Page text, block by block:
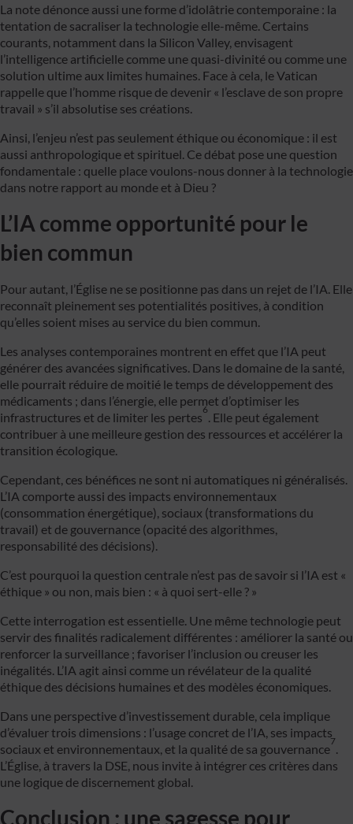
La note dénonce aussi une forme d’idolâtrie contemporaine : la
tentation de sacraliser la technologie elle-même. Certains
courants, notamment dans la Silicon Valley, envisagent
l’intelligence artificielle comme une quasi-divinité ou comme une
solution ultime aux limites humaines. Face à cela, le Vatican
rappelle que l’homme risque de devenir « l’esclave de son propre
travail » s’il absolutise ses créations.
Ainsi, l’enjeu n’est pas seulement éthique ou économique : il est
aussi anthropologique et spirituel. Ce débat pose une question
fondamentale : quelle place voulons-nous donner à la technologie
dans notre rapport au monde et à Dieu ?
L’IA comme opportunité pour le
bien commun
Pour autant, l’Église ne se positionne pas dans un rejet de l’IA. Elle
reconnaît pleinement ses potentialités positives, à condition
qu’elles soient mises au service du bien commun.
Les analyses contemporaines montrent en effet que l’IA peut
générer des avancées significatives. Dans le domaine de la santé,
elle pourrait réduire de moitié le temps de développement des
médicaments ; dans l’énergie, elle permet d’optimiser les
infrastructures et de limiter les pertes
6
. Elle peut également
contribuer à une meilleure gestion des ressources et accélérer la
transition écologique.
Cependant, ces bénéfices ne sont ni automatiques ni généralisés.
L’IA comporte aussi des impacts environnementaux
(consommation énergétique), sociaux (transformations du
travail) et de gouvernance (opacité des algorithmes,
responsabilité des décisions).
C’est pourquoi la question centrale n’est pas de savoir si l’IA est «
éthique » ou non, mais bien : « à quoi sert-elle ? »
Cette interrogation est essentielle. Une même technologie peut
servir des finalités radicalement différentes : améliorer la santé ou
renforcer la surveillance ; favoriser l’inclusion ou creuser les
inégalités. L’IA agit ainsi comme un révélateur de la qualité
éthique des décisions humaines et des modèles économiques.
Dans une perspective d’investissement durable, cela implique
d’évaluer trois dimensions : l’usage concret de l’IA, ses impacts
sociaux et environnementaux, et la qualité de sa gouvernance
7
.
L’Église, à travers la DSE, nous invite à intégrer ces critères dans
une logique de discernement global.
Conclusion : une sagesse pour